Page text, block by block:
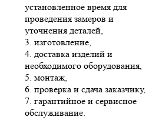
установленное время для
проведения замеров и
уточнения деталей,
3. изготовление,
4. доставка изделий и
необходимого оборудования,
5. монтаж,
6. проверка и сдача заказчику,
7. гарантийное и сервисное
обслуживание.